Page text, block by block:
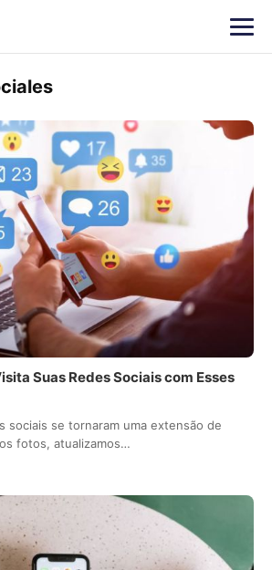
Suas Redes Sociais com Esses
sociais se tornaram uma extensão de
fotos, atualizamos…